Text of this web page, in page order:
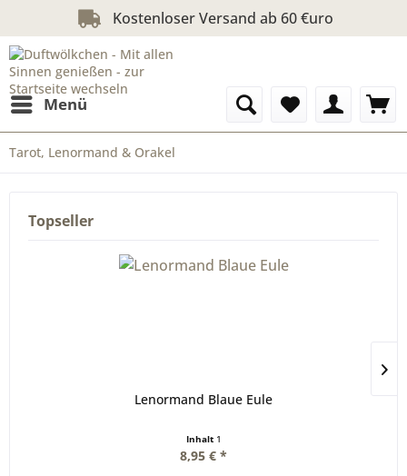
Kostenloser Versand ab 60 €uro
Menü
Tarot, Lenormand & Orakel
Topseller
Lenormand Blaue Eule
Inhalt 1
8,95 € *